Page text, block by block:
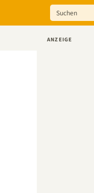
ANZEIGE